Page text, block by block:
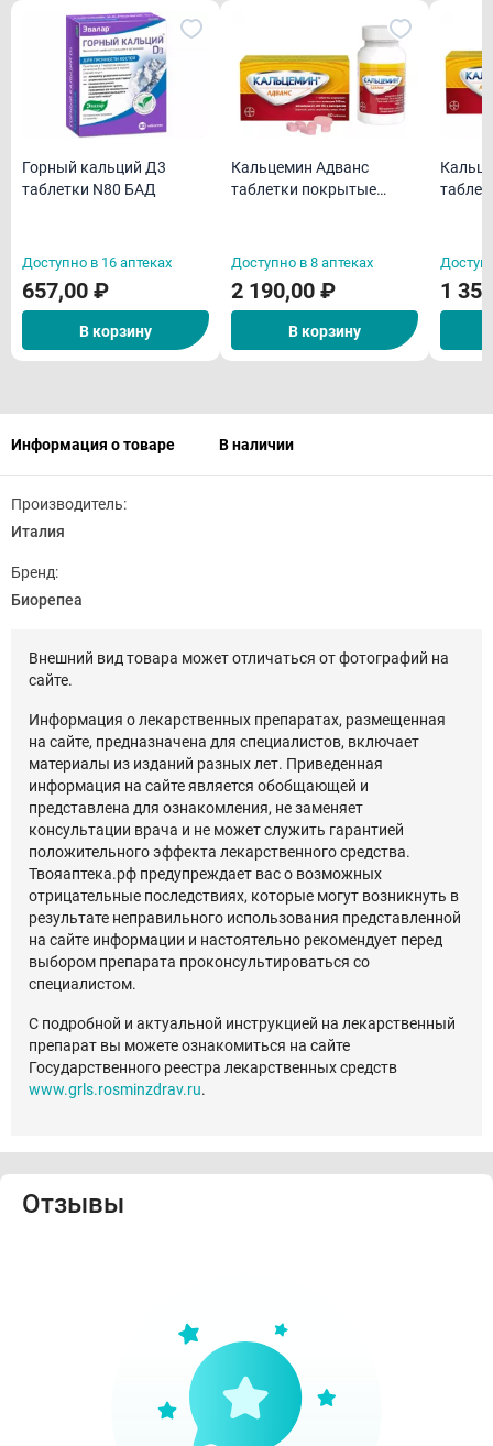
Горный кальций Д3
таблетки N80 БАД
Доступно в 16 аптеках
657,00 ₽
В корзину
Кальцемин Адванс
таблетки покрытые
Доступно в 8 аптеках
2 190,00 ₽
В корзину
1
Информация о товаре В наличии
Производитель:
Италия
Бренд:
Биорепеа
Внешний вид товара может отличаться от фотографий на
сайте.
Информация о лекарственных препаратах, размещенная
на сайте, предназначена для специалистов, включает
материалы из изданий разных лет. Приведенная
информация на сайте является обобщающей и
представлена для ознакомления, не заменяет
консультации врача и не может служить гарантией
положительного эффекта лекарственного средства.
Твояаптека.рф предупреждает вас о возможных
отрицательные последствиях, которые могут возникнуть в
результате неправильного использования представленной
на сайте информации и настоятельно рекомендует перед
выбором препарата проконсультироваться со
специалистом.
С подробной и актуальной инструкцией на лекарственный
препарат вы можете ознакомиться на сайте
Государственного реестра лекарственных средств
www.grls.rosminzdrav.ru.
Отзывы